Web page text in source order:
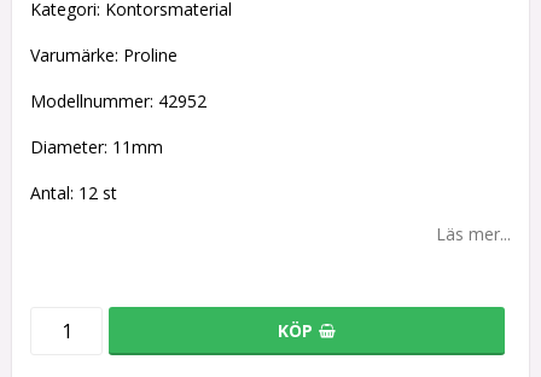
Kategori: Kontorsmaterial
Varumärke: Proline
Modellnummer: 42952
Diameter: 11mm
Antal: 12 st
Läs mer...
KÖP